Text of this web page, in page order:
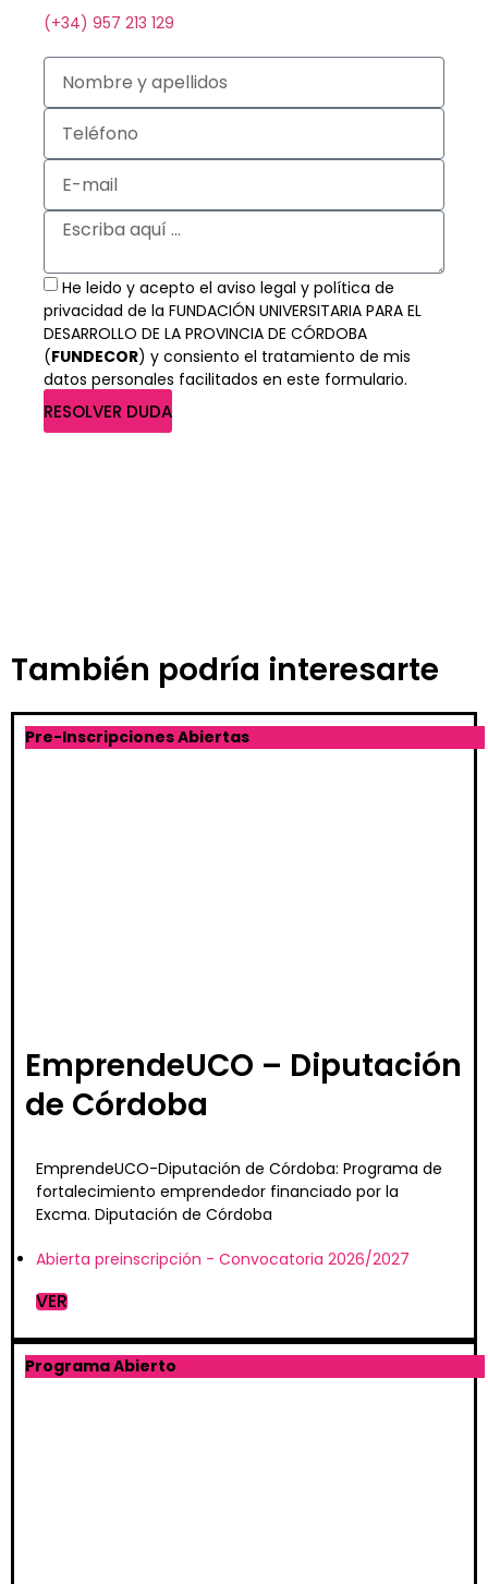
(+34) 957 213 129
He leido y acepto el aviso legal y política de
privacidad de la FUNDACIÓN UNIVERSITARIA PARA EL
DESARROLLO DE LA PROVINCIA DE CÓRDOBA
(FUNDECOR) y consiento el tratamiento de mis
datos personales facilitados en este formulario.
RESOLVER DUDA
También podría interesarte
Pre-Inscripciones Abiertas
EmprendeUCO – Diputación
de Córdoba
EmprendeUCO-Diputación de Córdoba: Programa de
fortalecimiento emprendedor financiado por la
Excma. Diputación de Córdoba
Abierta preinscripción - Convocatoria 2026/2027
VER
Programa Abierto